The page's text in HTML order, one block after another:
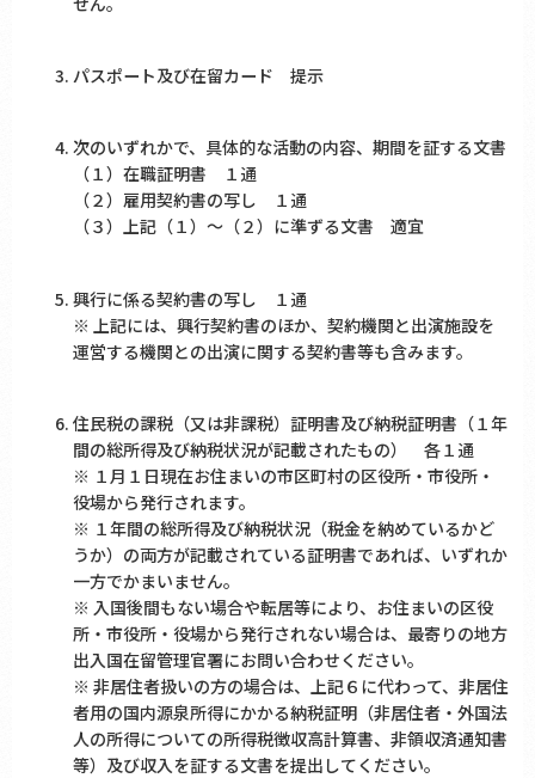
パスポート及び在留カード 提示
次のいずれかで、具体的な活動の内容、期間を証する文書
（１）在職証明書 １通
（２）雇用契約書の写し １通
（３）上記（１）～（２）に準ずる文書 適宜
興行に係る契約書の写し １通
※ 上記には、興行契約書のほか、契約機関と出演施設を
運営する機関との出演に関する契約書等も含みます。
住民税の課税（又は非課税）証明書及び納税証明書（１年
間の総所得及び納税状況が記載されたもの） 各１通
※ １月１日現在お住まいの市区町村の区役所・市役所・
役場から発行されます。
※ １年間の総所得及び納税状況（税金を納めているかど
うか）の両方が記載されている証明書であれば、いずれか
一方でかまいません。
※ 入国後間もない場合や転居等により、お住まいの区役
所・市役所・役場から発行されない場合は、最寄りの地方
出入国在留管理官署にお問い合わせください。
※ 非居住者扱いの方の場合は、上記６に代わって、非居住
者用の国内源泉所得にかかる納税証明（非居住者・外国法
人の所得についての所得税徴収高計算書、非領収済通知書
等）及び収入を証する文書を提出してください。